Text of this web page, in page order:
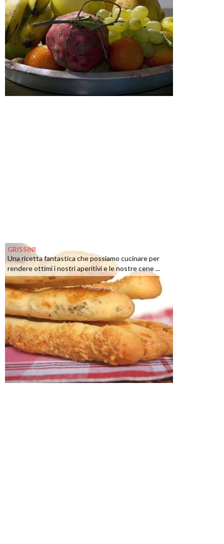
GRISSINI
Una ricetta fantastica che possiamo cucinare per
rendere ottimi i nostri aperitivi e le nostre cene ...